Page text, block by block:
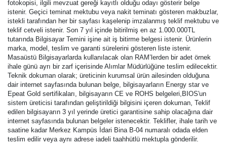
fotokopisi, ilgili mevzuat gereği kayıtlı olduğu odayı gösterir belge
istenir. Geçici teminat mektubu veya nakit teminatı gösteren makbuzlar,
istekli tarafından her bir sayfası kaşelenip imzalanmış teklif mektubu ve
teklif cetveli istenir. Son 7 yıl içinde bitirilmiş en az 1.000.000TL
tutarında Bilgisayar Temini işine ait iş bitirme belgesi istenir. Ürünlerin
marka, model, teslim ve garanti sürelerini gösteren liste istenir.
Masaüstü Bilgisayarlarda kullanılacak olan RAM’lerden bir adet örnek
ihale günü ayrı bir zarf içerisinde Alımlar Müdürlüğüne teslim edilecektir.
Teknik dokuman olarak; üreticinin kurumsal ürün ailesinden olduğuna
dair internet sayfasında bulunan belge, bilgisayarların Energy star ve
Epeat Gold sertifikaları, bilgisayarın CE ve ROHS belgeleri,BIOS'un
sistem üreticisi tarafından geliştirildiği bilgisini içeren dokuman, Teklif
edilen bilgisayarın 3 yıl yerinde üretici garantisine sahip olacağına dair
internet sayfasında bulunan belgeler istenecektir. Teklifler, ihale tarih ve
saatine kadar Merkez Kampüs İdari Bina B-04 numaralı odada elden
teslim edilir veya aynı adrese iadeli taahhütlü mektupla gönderilir.